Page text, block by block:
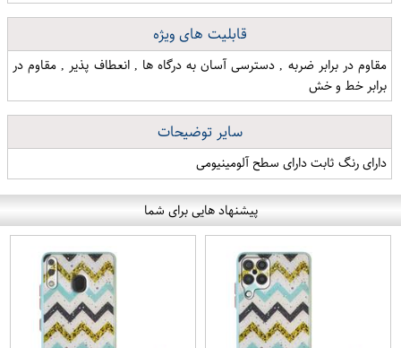
قابلیت های ویژه
مقاوم در برابر ضربه , دسترسی آسان به درگاه ها , انعطاف پذیر , مقاوم در
برابر خط و خش
سایر توضیحات
دارای رنگ ثابت دارای سطح آلومینیومی
پیشنهاد هایی برای شما